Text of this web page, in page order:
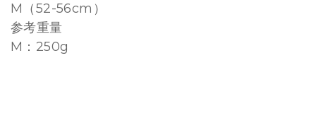
M（52-56cm）
参考重量
M：250g